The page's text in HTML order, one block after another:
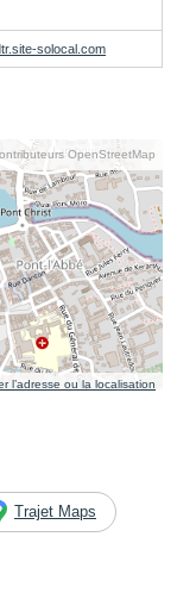
solocal.com
OpenStreetMap
l’adresse ou la localisation
Trajet Maps